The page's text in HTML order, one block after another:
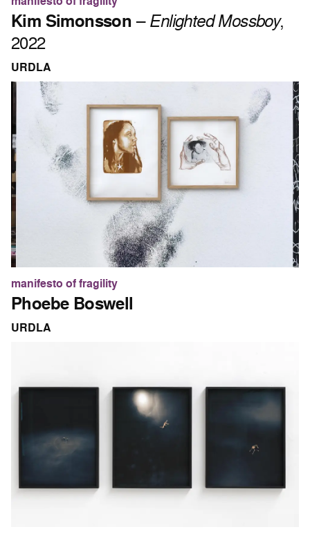
Kim Simonsson–Enlighted Mossboy,
2022
URDLA
manifesto of fragility
Phoebe Boswell
URDLA